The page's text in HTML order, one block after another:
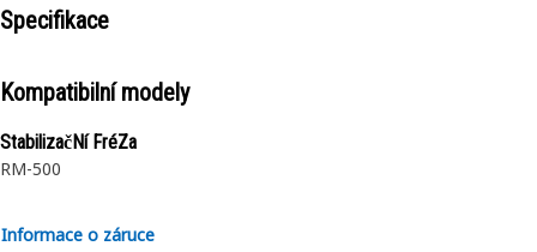
Specifikace
Kompatibilní modely
StabilizačNí FréZa
RM-500
Informace o záruce